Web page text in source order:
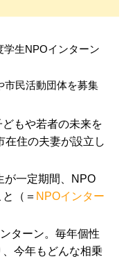
学生NPOインターン
市民活動団体を募集
もや若者の未来を
在住の夫妻が設立し
が一定期間、NPO
（＝ NPOインター
ターン。毎年個性
今年もどんな相乗